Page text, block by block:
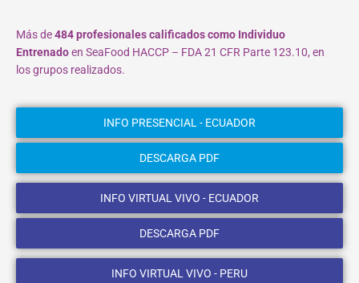
Más de484 profesionales calificados como Individuo
Entrenadoen SeaFood HACCP – FDA 21 CFR Parte 123.10, en
los grupos realizados.
INFO PRESENCIAL - ECUADOR
DESCARGA PDF
INFO VIRTUAL VIVO - ECUADOR
DESCARGA PDF
INFO VIRTUAL VIVO - PERU